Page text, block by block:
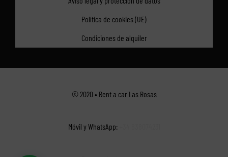
Política de cookies (UE)
Condiciones de alquiler
© 2020 • Rent a car Las Rosas
Móvil y WhatsApp: